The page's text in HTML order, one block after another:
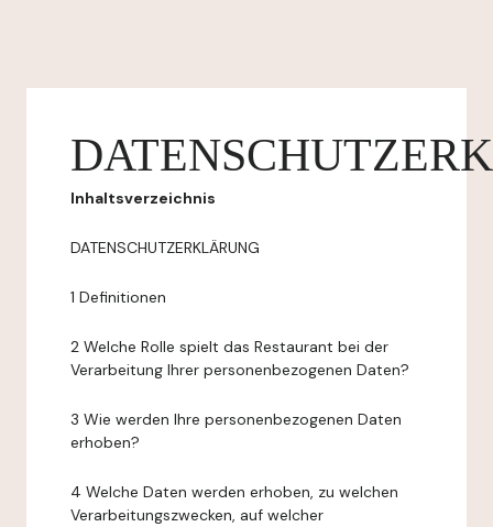
Inhaltsverzeichnis
DATENSCHUTZERKLÄRUNG
1 Definitionen
2 Welche Rolle spielt das Restaurant bei der
Verarbeitung Ihrer personenbezogenen Daten?
3 Wie werden Ihre personenbezogenen Daten
erhoben?
4 Welche Daten werden erhoben, zu welchen
Verarbeitungszwecken, auf welcher